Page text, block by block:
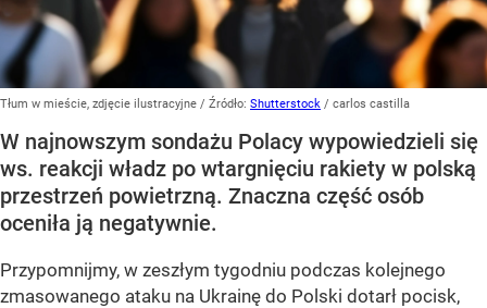
Tłum w mieście, zdjęcie ilustracyjne / Źródło: Shutterstock / carlos castilla
W najnowszym sondażu Polacy wypowiedzieli się
ws. reakcji władz po wtargnięciu rakiety w polską
przestrzeń powietrzną. Znaczna część osób
oceniła ją negatywnie.
Przypomnijmy, w zeszłym tygodniu podczas kolejnego
zmasowanego ataku na Ukrainę do Polski dotarł pocisk,